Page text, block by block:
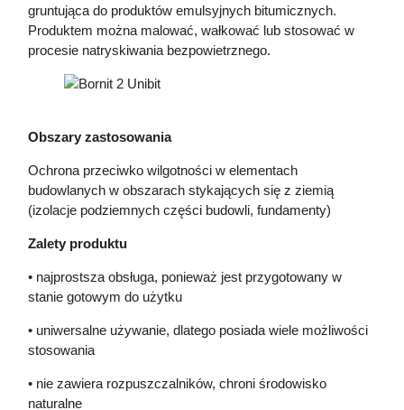
gruntująca do produktów emulsyjnych bitumicznych.
Produktem można malować, wałkować lub stosować w
procesie natryskiwania bezpowietrznego.
Obszary zastosowania
Ochrona przeciwko wilgotności w elementach
budowlanych w obszarach stykających się z ziemią
(izolacje podziemnych części budowli, fundamenty)
Zalety produktu
• najprostsza obsługa, ponieważ jest przygotowany w
stanie gotowym do użytku
• uniwersalne używanie, dlatego posiada wiele możliwości
stosowania
• nie zawiera rozpuszczalników, chroni środowisko
naturalne